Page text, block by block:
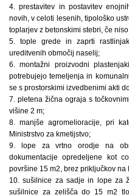
4. prestavitev in postavitev
novih, v celoti lesenih, tipološko
toplarjev z betonskimi stebri, če
5. tople grede in zaprti
ureditvenih območij naselij;
6. montažni proizvodni
potrebujejo temeljenja in
se s prostorskimi izvedbenimi akti
7. pletena žična ograja s
višine 2 m;
8. manjše agromelioracije, pri
Ministrstvo za kmetijstvo;
9. lope za vrtno orodje na
dokumentacije opredeljene kot
površine 15 m2, brez priključkov na
10. sušilnice za sadje in lope za
sušilnice za zelišča do 15 m2